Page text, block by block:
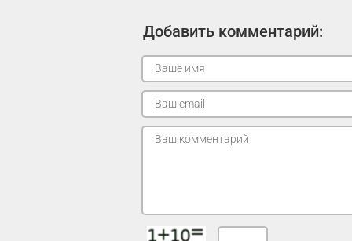
Добавить комментарий: